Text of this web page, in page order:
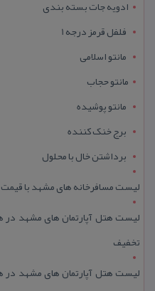
ادویه جات بسته بندی
فلفل قرمز درجه 1
مانتو اسلامی
مانتو حجاب
مانتو پوشیده
برج خنک کننده
برداشتن خال با محلول
لیست مسافرخانه های مشهد با قیمت ارزان
تخفیف